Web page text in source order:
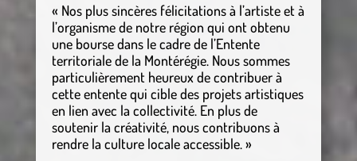
« Nos plus sincères félicitations à l’artiste et à
l’organisme de notre région qui ont obtenu
une bourse dans le cadre de l’Entente
territoriale de la Montérégie. Nous sommes
particulièrement heureux de contribuer à
cette entente qui cible des projets artistiques
en lien avec la collectivité. En plus de
soutenir la créativité, nous contribuons à
rendre la culture locale accessible. »